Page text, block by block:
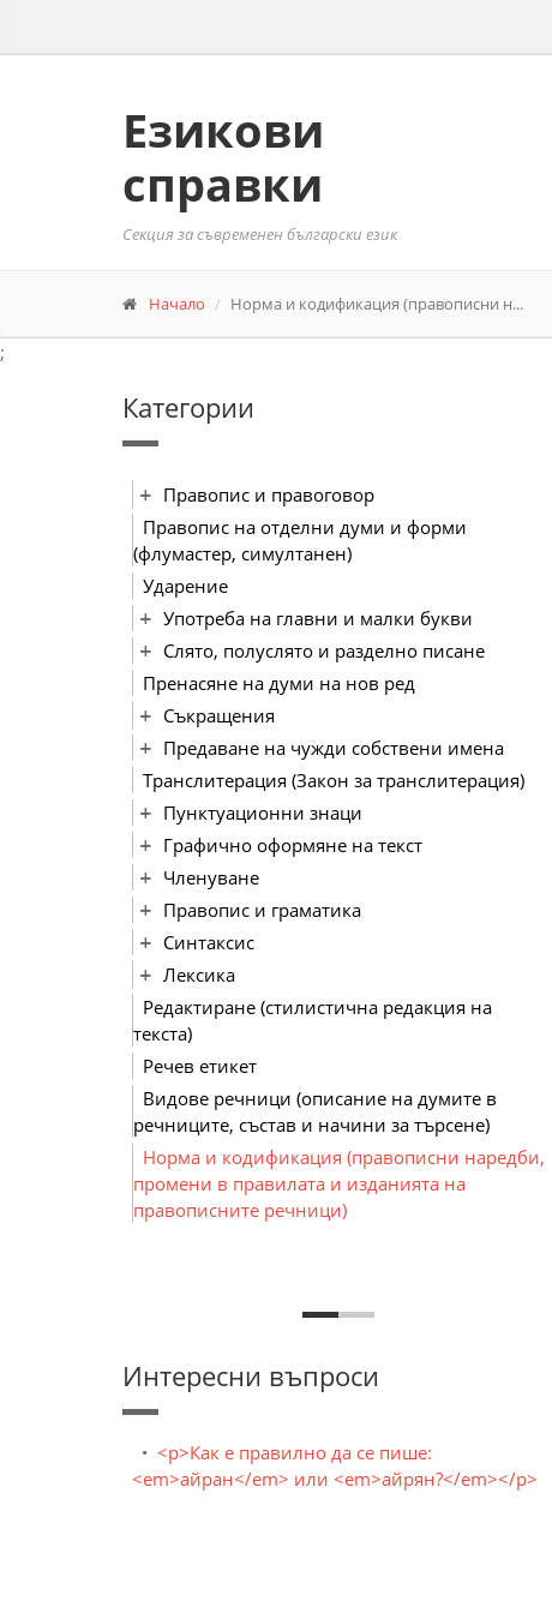
Езикови
справки
Секция за съвременен български език
Начало Норма и кодификация (правописни н...
;
Категории
Правопис и правоговор
Правопис на отделни думи и форми
(флумастер, симултанен)
Ударение
Употреба на главни и малки букви
Слято, полуслято и разделно писане
Пренасяне на думи на нов ред
Съкращения
Предаване на чужди собствени имена
Транслитерация (Закон за транслитерация)
Пунктуационни знаци
Графично оформяне на текст
Членуване
Правопис и граматика
Синтаксис
Лексика
Редактиране (стилистична редакция на
текста)
Речев етикет
Видове речници (описание на думите в
речниците, състав и начини за търсене)
Норма и кодификация (правописни наредби,
промени в правилата и изданията на
правописните речници)
Интересни въпроси
<p>Как е правилно да се пише:
<em>айран</em> или <em>айрян?</em></p>